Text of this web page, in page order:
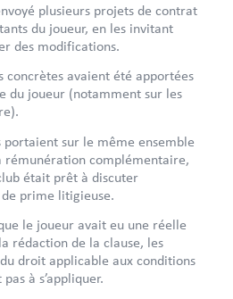
plusieurs projets de contrat
du joueur, en les invitant
des modifications.
concrètes avaient été apportées
du joueur (notamment sur les
portaient sur le même ensemble
rémunération complémentaire,
était prêt à discuter
prime litigieuse.
le joueur avait eu une réelle
rédaction de la clause, les
droit applicable aux conditions
à s’appliquer.